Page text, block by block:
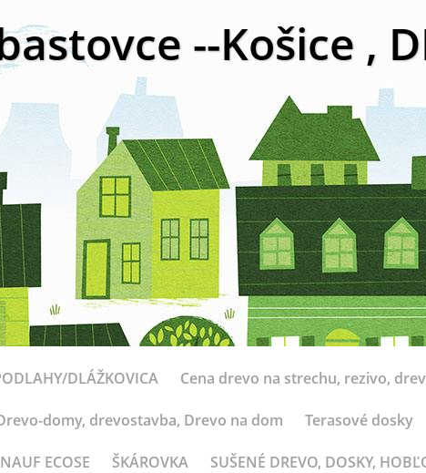
--Košice ,
DLÁŽKOVICA Cena drevo na strechu, rezivo,
domy, drevostavba, Drevo na dom Terasové dosky
ECOSE ŠKÁROVKA SUŠENÉ DREVO, DOSKY,